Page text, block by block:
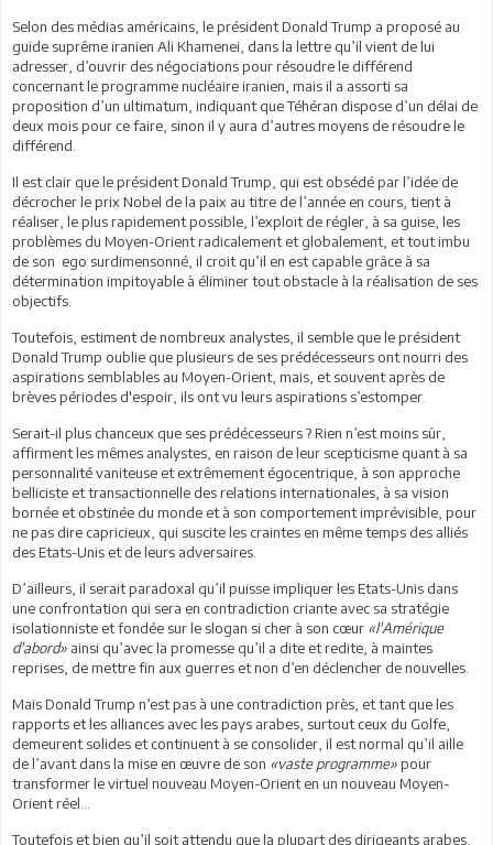
Selon des médias américains, le président Donald Trump a proposé au
guide suprême iranien Ali Khamenei, dans la lettre qu’il vient de lui
adresser, d’ouvrir des négociations pour résoudre le différend
concernant le programme nucléaire iranien, mais il a assorti sa
proposition d’un ultimatum, indiquant que Téhéran dispose d’un délai de
deux mois pour ce faire, sinon il y aura d’autres moyens de résoudre le
différend.
Il est clair que le président Donald Trump, qui est obsédé par l’idée de
décrocher le prix Nobel de la paix au titre de l’année en cours, tient à
réaliser, le plus rapidement possible, l’exploit de régler, à sa guise, les
problèmes du Moyen-Orient radicalement et globalement, et tout imbu
de son ego surdimensonné, il croit qu’il en est capable grâce à sa
détermination impitoyable à éliminer tout obstacle à la réalisation de ses
objectifs.
Toutefois, estiment de nombreux analystes, il semble que le président
Donald Trump oublie que plusieurs de ses prédécesseurs ont nourri des
aspirations semblables au Moyen-Orient, mais, et souvent après de
brèves périodes d'espoir, ils ont vu leurs aspirations s’estomper.
Serait-il plus chanceux que ses prédécesseurs ? Rien n’est moins sûr,
affirment les mêmes analystes, en raison de leur scepticisme quant à sa
personnalité vaniteuse et extrêmement égocentrique, à son approche
belliciste et transactionnelle des relations internationales, à sa vision
bornée et obstinée du monde et à son comportement imprévisible, pour
ne pas dire capricieux, qui suscite les craintes en même temps des alliés
des Etats-Unis et de leurs adversaires.
D’ailleurs, il serait paradoxal qu’il puisse impliquer les Etats-Unis dans
une confrontation qui sera en contradiction criante avec sa stratégie
isolationniste et fondée sur le slogan si cher à son cœur «l'Amérique
d'abord» ainsi qu’avec la promesse qu’il a dite et redite, à maintes
reprises, de mettre fin aux guerres et non d’en déclencher de nouvelles.
Mais Donald Trump n’est pas à une contradiction près, et tant que les
rapports et les alliances avec les pays arabes, surtout ceux du Golfe,
demeurent solides et continuent à se consolider, il est normal qu’il aille
de l’avant dans la mise en œuvre de son «vaste programme»pour
transformer le virtuel nouveau Moyen-Orient en un nouveau Moyen-
Orient réel…
Toutefois et bien qu’il soit attendu que la plupart des dirigeants arabes,